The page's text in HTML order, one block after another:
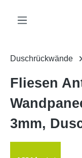
Duschrückwände
Fliesen
3mm,